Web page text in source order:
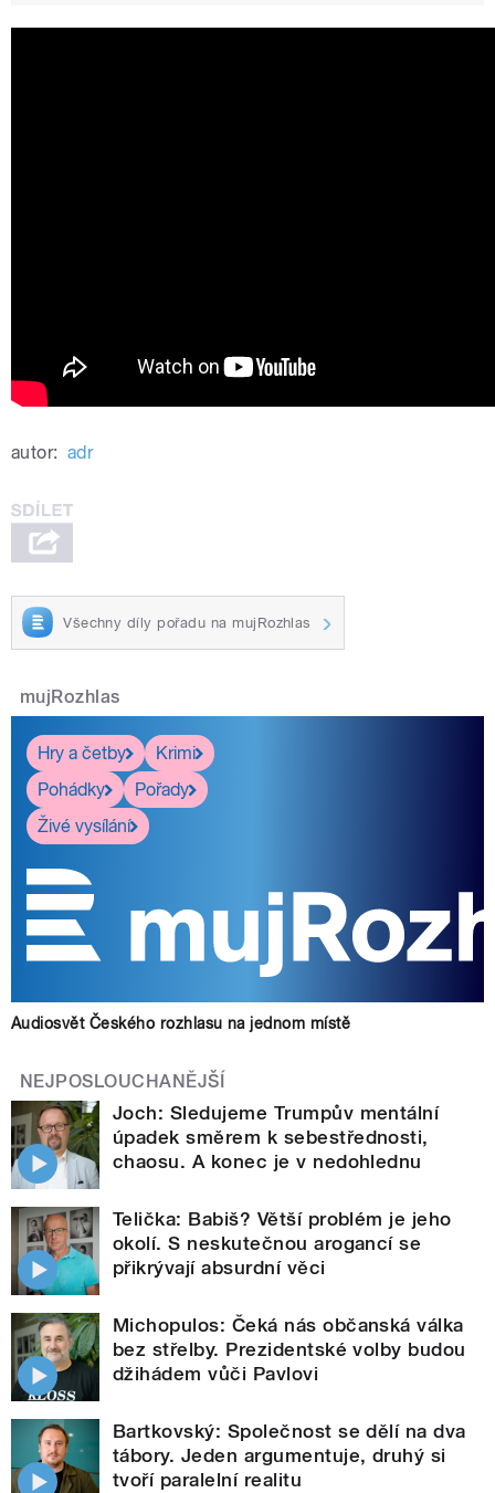
autor: adr
Všechny díly pořadu na mujRozhlas
mujRozhlas
Hry a četby
Krimi
Pohádky
Pořady
Živé vysílání
Audiosvět Českého rozhlasu na jednom místě
NEJPOSLOUCHANĚJŠÍ
Joch: Sledujeme Trumpův mentální
úpadek směrem k sebestřednosti,
chaosu. A konec je v nedohlednu
Telička: Babiš? Větší problém je jeho
okolí. S neskutečnou arogancí se
přikrývají absurdní věci
Michopulos: Čeká nás občanská válka
bez střelby. Prezidentské volby budou
džihádem vůči Pavlovi
Bartkovský: Společnost se dělí na dva
tábory. Jeden argumentuje, druhý si
tvoří paralelní realitu